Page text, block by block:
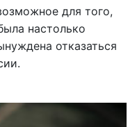
для того,
настолько
отказаться